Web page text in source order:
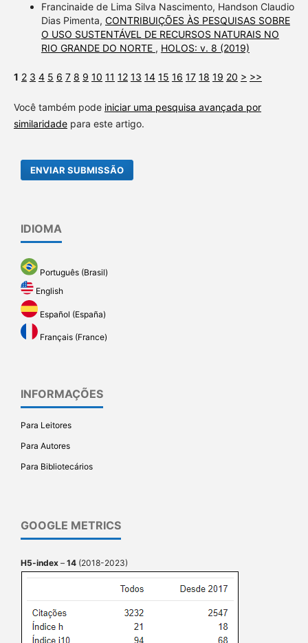
Francinaide de Lima Silva Nascimento, Handson Claudio
Dias Pimenta, CONTRIBUIÇÕES ÀS PESQUISAS SOBRE
O USO SUSTENTÁVEL DE RECURSOS NATURAIS NO
RIO GRANDE DO NORTE , HOLOS: v. 8 (2019)
1 2 3 4 5 6 7 8 9 10 11 12 13 14 15 16 17 18 19 20 > >>
Você também pode iniciar uma pesquisa avançada por
similaridadepara este artigo.
ENVIAR SUBMISSÃO
IDIOMA
Português (Brasil)
English
Español (España)
Français (France)
INFORMAÇÕES
Para Leitores
Para Autores
Para Bibliotecários
GOOGLE METRICS
H5-index – 14 (2018-2023)